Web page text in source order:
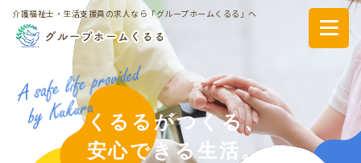
介護福祉士・生活支援員の求人なら「グループホームくるる」へ
くるるがつくる、
安心できる生活。